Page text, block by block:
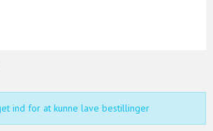
ind for at kunne lave bestillinger